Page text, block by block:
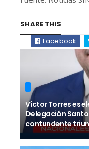
SHARE THIS
Facebook
Víctor Torres es
Delegación
contundente